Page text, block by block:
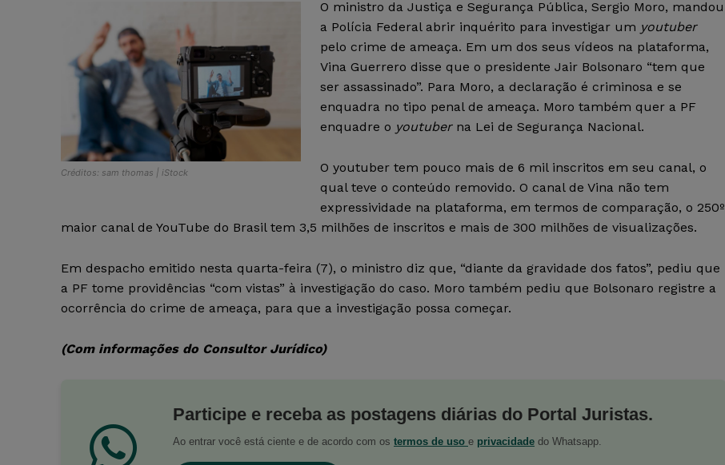
Créditos: sam thomas | iStock
O ministro da Justiça e Segurança Pública, Sergio Moro, mandou
a Polícia Federal abrir inquérito para investigar um youtuber
pelo crime de ameaça. Em um dos seus vídeos na plataforma,
Vina Guerrero disse que o presidente Jair Bolsonaro “tem que
ser assassinado”. Para Moro, a declaração é criminosa e se
enquadra no tipo penal de ameaça. Moro também quer a PF
enquadre o youtuberna Lei de Segurança Nacional.
O youtuber tem pouco mais de 6 mil inscritos em seu canal, o
qual teve o conteúdo removido. O canal de Vina não tem
expressividade na plataforma, em termos de comparação, o 250º
maior canal de YouTube do Brasil tem 3,5 milhões de inscritos e mais de 300 milhões de visualizações.
Em despacho emitido nesta quarta-feira (7), o ministro diz que, “diante da gravidade dos fatos”, pediu que
a PF tome providências “com vistas” à investigação do caso. Moro também pediu que Bolsonaro registre a
ocorrência do crime de ameaça, para que a investigação possa começar.
(Com informações do Consultor Jurídico)
Participe e receba as postagens diárias do Portal Juristas.
Ao entrar você está ciente e de acordo com os termos de uso e privacidade do Whatsapp.